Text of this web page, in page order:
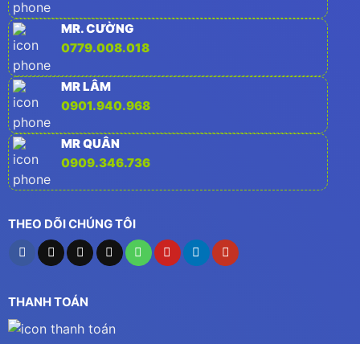
MR. CƯỜNG
0779.008.018
MR LÂM
0901.940.968
MR QUÂN
0909.346.736
THEO DÕI CHÚNG TÔI
THANH TOÁN